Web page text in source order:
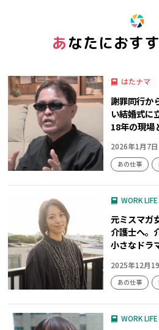
あなたにおす
はたナマ
謝罪同行か
い結婚式に
18年の現場
2026年1月7日
あの仕事
WORK
元ミスマガ
介護士へ。
小さなドラ
2025年12月
あの仕事
WORK